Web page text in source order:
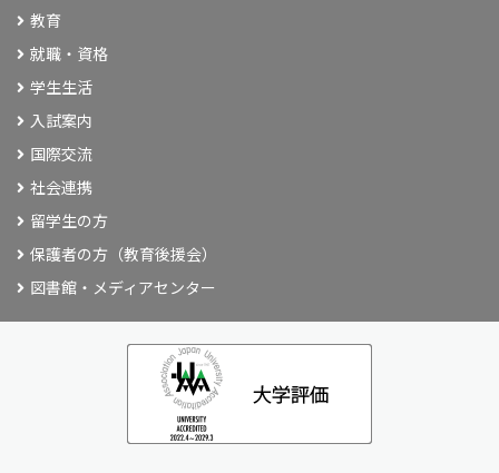
教育
就職・資格
学生生活
入試案内
国際交流
社会連携
留学生の方
保護者の方（教育後援会）
図書館・メディアセンター